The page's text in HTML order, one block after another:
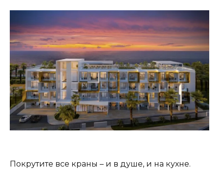
Покрутите все краны – и в душе, и на кухне.